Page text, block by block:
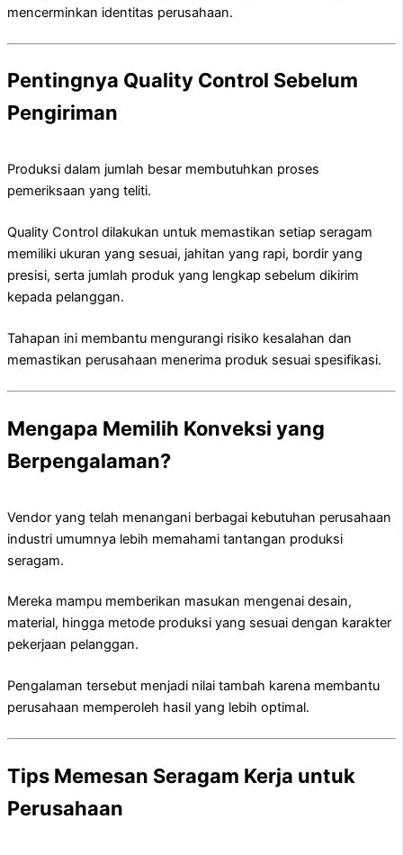
mencerminkan identitas perusahaan.
Pentingnya Quality Control Sebelum
Pengiriman
Produksi dalam jumlah besar membutuhkan proses
pemeriksaan yang teliti.
Quality Control dilakukan untuk memastikan setiap seragam
memiliki ukuran yang sesuai, jahitan yang rapi, bordir yang
presisi, serta jumlah produk yang lengkap sebelum dikirim
kepada pelanggan.
Tahapan ini membantu mengurangi risiko kesalahan dan
memastikan perusahaan menerima produk sesuai spesifikasi.
Mengapa Memilih Konveksi yang
Berpengalaman?
Vendor yang telah menangani berbagai kebutuhan perusahaan
industri umumnya lebih memahami tantangan produksi
seragam.
Mereka mampu memberikan masukan mengenai desain,
material, hingga metode produksi yang sesuai dengan karakter
pekerjaan pelanggan.
Pengalaman tersebut menjadi nilai tambah karena membantu
perusahaan memperoleh hasil yang lebih optimal.
Tips Memesan Seragam Kerja untuk
Perusahaan